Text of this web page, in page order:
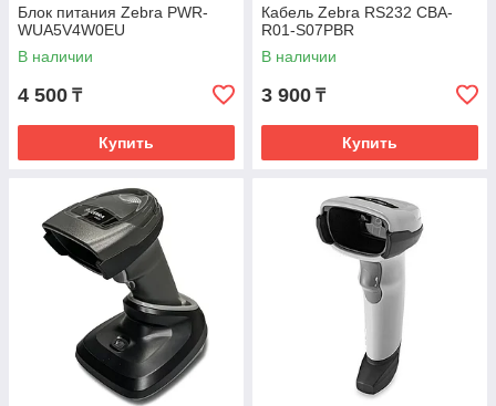
Блок питания Zebra PWR-
WUA5V4W0EU
В наличии
4 500 ₸
Купить
Кабель Zebra RS232 CBA-
R01-S07PBR
В наличии
3 900 ₸
Купить